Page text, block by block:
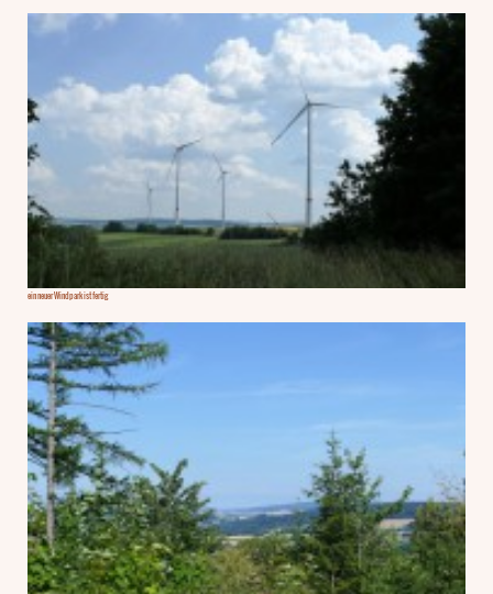
ein neuer Windpark ist fertig